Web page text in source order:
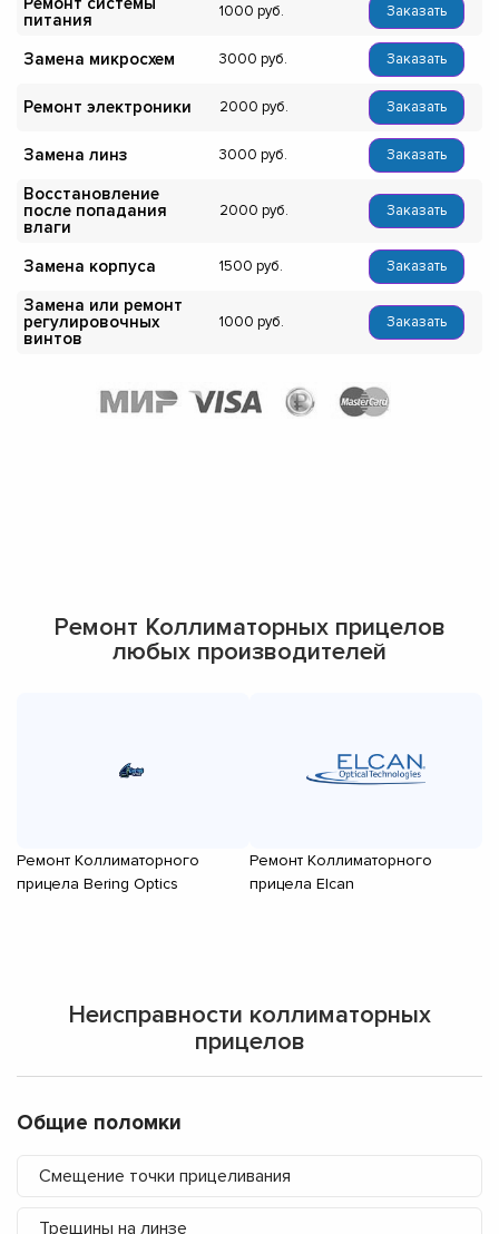
питания
1000 Заказать
Замена микросхем 3000 Заказать
Ремонт электроники 2000 Заказать
Замена линз 3000 Заказать
Восстановление
после попадания
влаги
2000 Заказать
Замена корпуса 1500 Заказать
Замена или ремонт
регулировочных
винтов
1000 Заказать
Ремонт Коллиматорных прицелов
любых производителей
Ремонт Коллиматорного
прицела Bering Optics
Ремонт Коллиматорного
прицела Elcan
Неисправности коллиматорных
прицелов
Общие поломки
Смещение точки прицеливания
Трещины на линзе